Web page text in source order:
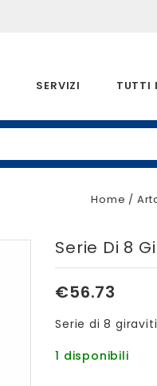
SERVIZI TUTTI
Home /
Serie Di 8
€56.73
Serie di 8 giraviti
1 disponibili